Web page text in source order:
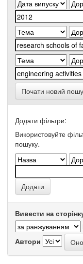
Почати новий
Додати фільтри:
Використовуйте
пошуку.
Вивести на
Автори